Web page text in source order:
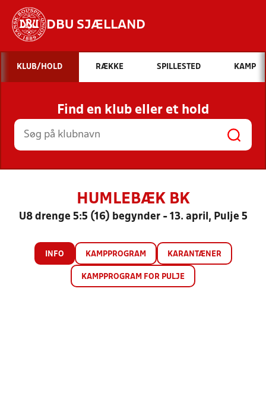
DBU SJÆLLAND
Hvad vil du søge efter?
INDHOLD OG NYHEDER
STILLINGER, RESULTATER, KLUBBER OG
HOLD
KLUB/HOLD RÆKKE SPILLESTED KAMP
Find en klub eller et hold
HUMLEBÆK BK
U8 drenge 5:5 (16) begynder - 13. april, Pulje 5
INFO KAMPPROGRAM KARANTÆNER
KAMPPROGRAM FOR PULJE